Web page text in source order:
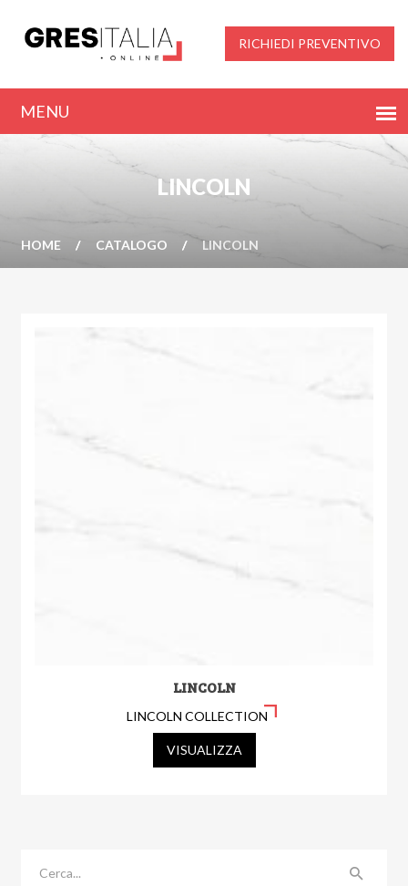
RICHIEDI PREVENTIVO
LINCOLN
HOME CATALOGO LINCOLN
LINCOLN
LINCOLN COLLECTION
VISUALIZZA